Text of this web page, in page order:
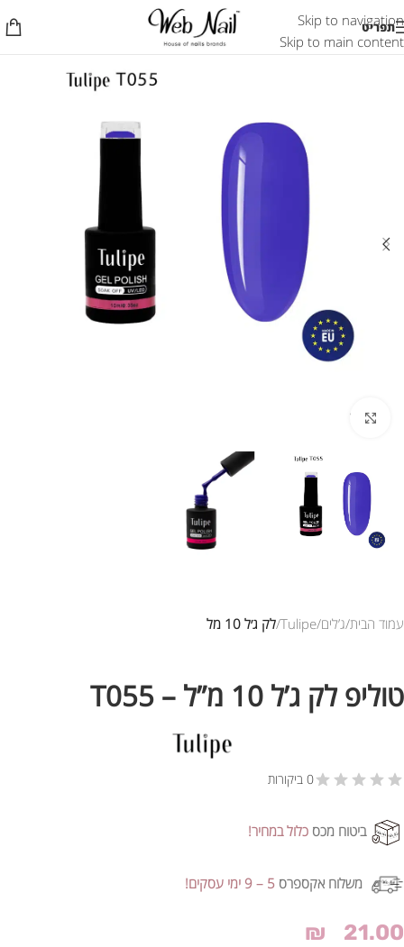
Skip to navigation
Skip to main content
תפריט
אזל המלאי
לחץ להגדלת התמונה
עמוד הבית ג’לים Tulipe לק ג׳ל 10 מל
טוליפ לק ג’ל 10 מ”ל – T055
0 ביקורות
ביטוח מכס כלול במחיר!
משלוח אקספרס 5 – 9 ימי עסקים!
₪ 21.00